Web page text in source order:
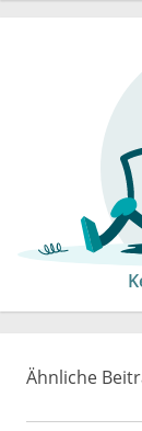
Ähnliche